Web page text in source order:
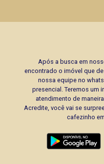
Após a busca em
encontrado o imóvel que
nossa equipe no
presencial. Teremos um
atendimento de
Acredite, você vai se
cafezinho